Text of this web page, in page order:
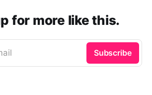
for more like this.
Subscribe